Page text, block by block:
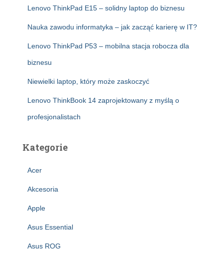
Lenovo ThinkPad E15 – solidny laptop do biznesu
Nauka zawodu informatyka – jak zacząć karierę w IT?
Lenovo ThinkPad P53 – mobilna stacja robocza dla
biznesu
Niewielki laptop, który może zaskoczyć
Lenovo ThinkBook 14 zaprojektowany z myślą o
profesjonalistach
Kategorie
Acer
Akcesoria
Apple
Asus Essential
Asus ROG